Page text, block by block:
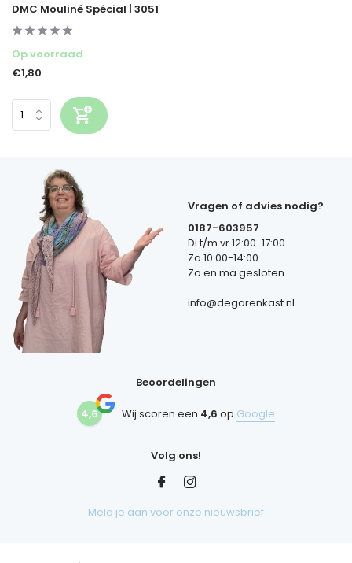
DMC Mouliné Spécial | 3051
Op voorraad
€1,80
Vragen of advies nodig?
0187-603957
Di t/m vr 12:00-17:00
Za 10:00-14:00
Zo en ma gesloten
info@degarenkast.nl
Beoordelingen
4,6 Wij scoren een 4,6 op Google
Volg ons!
Meld je aan voor onze nieuwsbrief